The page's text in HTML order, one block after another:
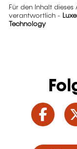
Für den Inhalt dieses
verantwortlich -
Technology